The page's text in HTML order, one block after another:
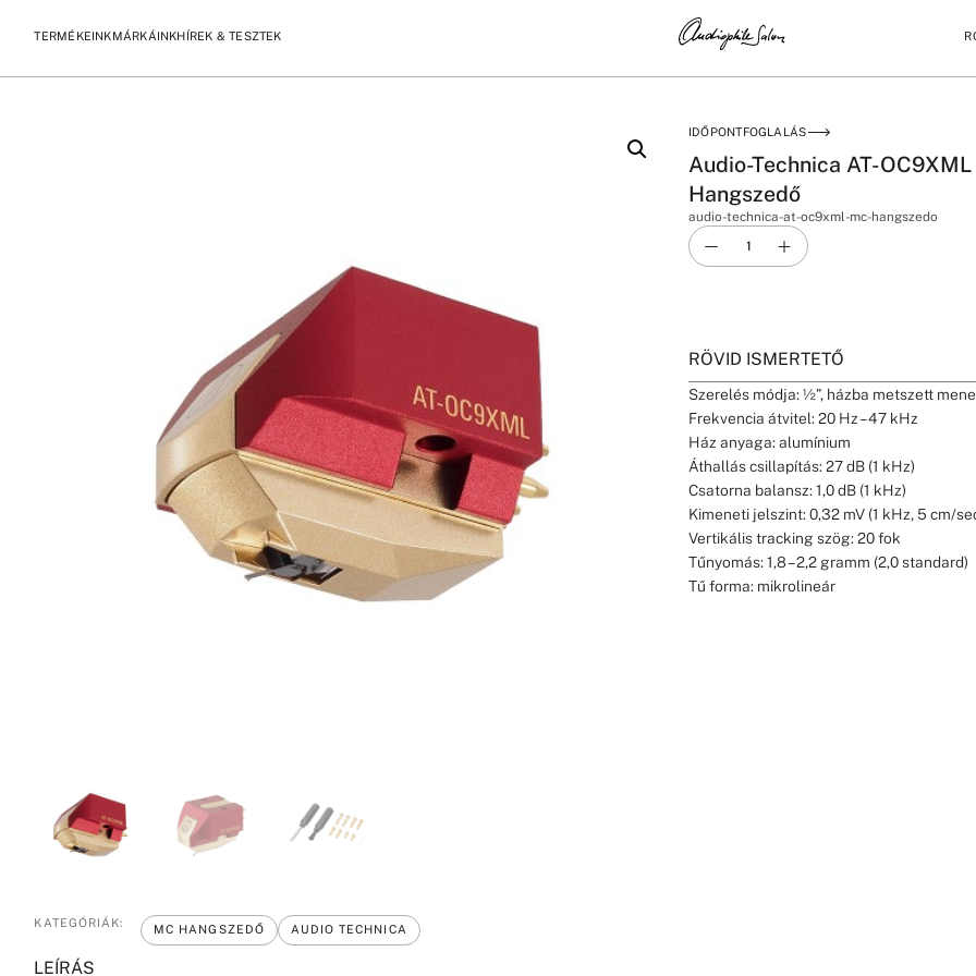
TERMÉKEINKMÁRKÁINKHÍREK & TESZTEK
KATEGÓRIÁK:
MC HANGSZEDŐ AUDIO TECHNICA
LEÍRÁS
IDŐPONTFOGLALÁS
Audio-Technica AT-
Hangszedő
audio-technica-at-oc9xml-mc-hangszedo
RÖVID ISMERTETŐ
Szerelés módja: ½”, házba metszett
Frekvencia átvitel: 20 Hz – 47 kHz
Ház anyaga: alumínium
Áthallás csillapítás: 27 dB (1 kHz)
Csatorna balansz: 1,0 dB (1 kHz)
Kimeneti jelszint: 0,32 mV (1 kHz, 5 cm/
Vertikális tracking szög: 20 fok
Tűnyomás: 1,8 – 2,2 gramm (2,0 standard)
Tű forma: mikrolineár